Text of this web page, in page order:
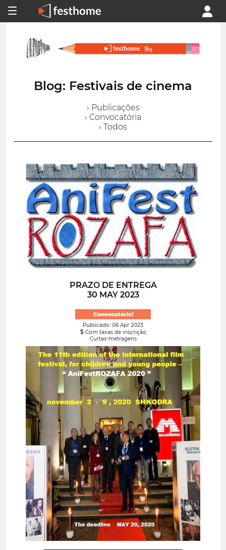
Blog: Festivais de cinema
› Publicações
› Convocatória
› Todos
PRAZO DE ENTREGA
30 MAY 2023
Convocatória!
Publicado: 06 Apr 2023
Com taxas de inscrição
Curtas-metragens